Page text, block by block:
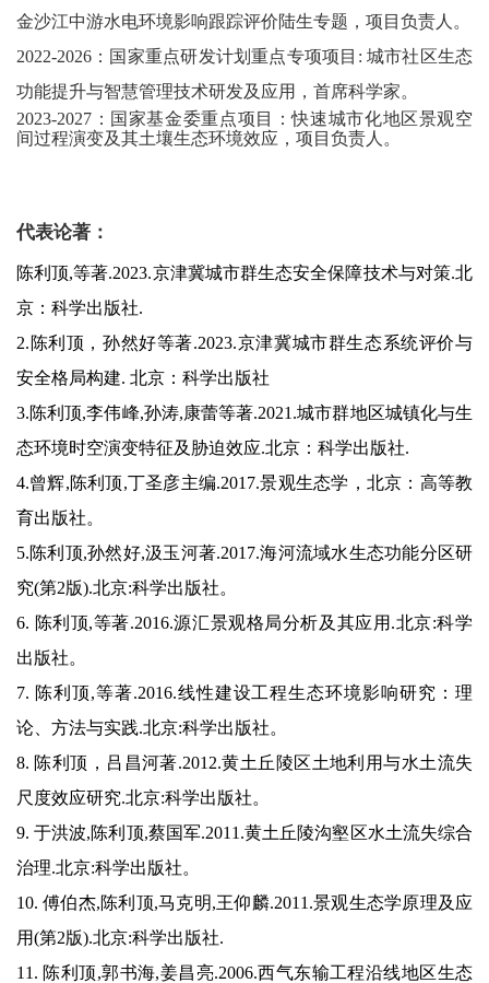
金沙江中游水电环境影响跟踪评价陆生专题，项目负责人。
2022-2026 ：国家重点研发计划重点专项项目 : 城市社区生态
功能提升与智慧管理技术研发及应用，首席科学家。
2023-2027 ：国家基金委重点项目：快速城市化地区景观空
间过程演变及其土壤生态环境效应，项目负责人。
代表论著：
陈利顶,等著.2023.京津冀城市群生态安全保障技术与对策.北
京：科学出版社.
2. 陈利顶，孙然好等著.2023.京津冀城市群生态系统评价与
安全格局构建. 北京：科学出版社
3.陈利顶,李伟峰,孙涛,康蕾等著.2021.城市群地区城镇化与生
态环境时空演变特征及胁迫效应.北京：科学出版社.
4.曾辉,陈利顶,丁圣彦主编.2017.景观生态学，北京：高等教
育出版社。
5.陈利顶,孙然好,汲玉河著.2017.海河流域水生态功能分区研
究(第2版).北京:科学出版社。
6. 陈利顶,等著.2016.源汇景观格局分析及其应用.北京:科学
出版社。
7. 陈利顶,等著.2016.线性建设工程生态环境影响研究：理
论、方法与实践.北京:科学出版社。
8. 陈利顶，吕昌河著.2012.黄土丘陵区土地利用与水土流失
尺度效应研究.北京:科学出版社。
9. 于洪波,陈利顶,蔡国军.2011.黄土丘陵沟壑区水土流失综合
治理.北京:科学出版社。
10. 傅伯杰,陈利顶,马克明,王仰麟.2011.景观生态学原理及应
用(第2版).北京:科学出版社.
11. 陈利顶,郭书海,姜昌亮.2006.西气东输工程沿线地区生态